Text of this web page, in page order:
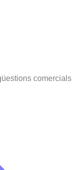
comercials